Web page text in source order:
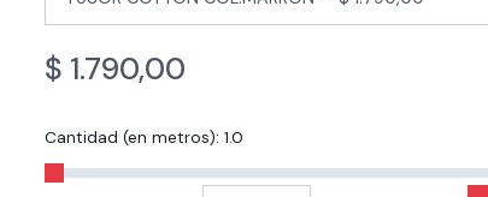
$ 1.790,00
Cantidad (en metros): 1.0